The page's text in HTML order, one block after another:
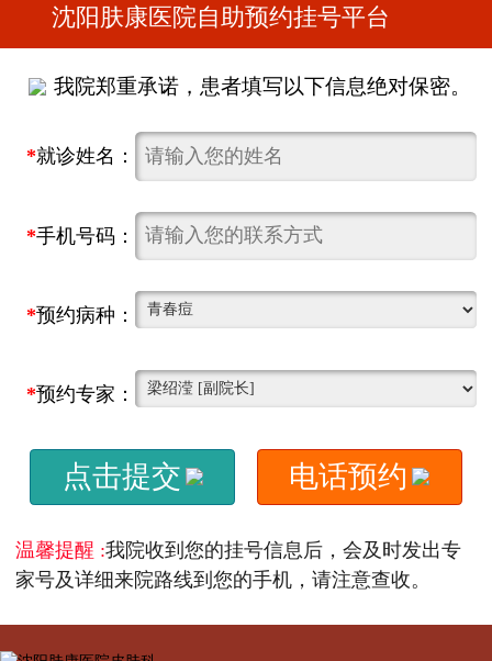
沈阳肤康医院自助预约挂号平台
我院郑重承诺，患者填写以下信息绝对保密。
*就诊姓名：
*手机号码：
*预约病种：
*预约专家：
点击提交 电话预约
温馨提醒 :我院收到您的挂号信息后，会及时发出专
家号及详细来院路线到您的手机，请注意查收。